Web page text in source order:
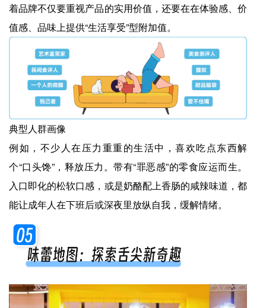
着品牌不仅要重视产品的实用价值，还要在在体验感、价
值感、品味上提供“生活享受”型附加值。
典型人群画像
例如，不少人在压力重重的生活中，喜欢吃点东西解
个“口头馋”，释放压力。带有“罪恶感”的零食应运而生。
入口即化的松软口感，或是奶酪配上香肠的咸辣味道，都
能让成年人在下班后或深夜里放纵自我，缓解情绪。